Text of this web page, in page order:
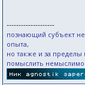
--------------------
познающий субъект
опыта,
но также и за пределы
помыслить